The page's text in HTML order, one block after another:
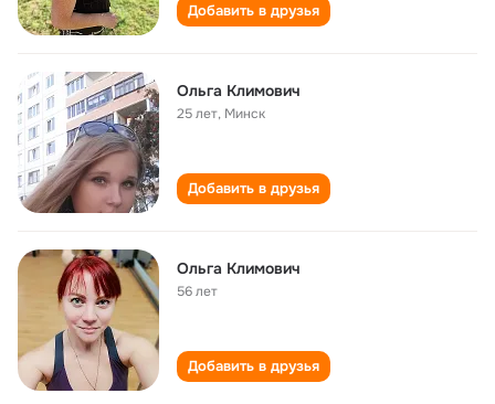
Добавить в друзья
Ольга Климович
25 лет, Минск
Добавить в друзья
Ольга Климович
56 лет
Добавить в друзья